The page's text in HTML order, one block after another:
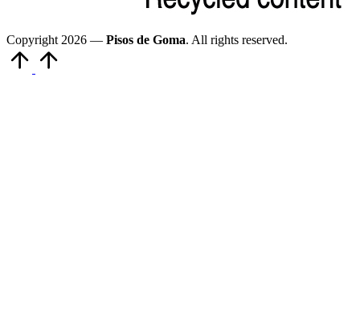
Copyright 2026 — Pisos de Goma. All rights reserved.